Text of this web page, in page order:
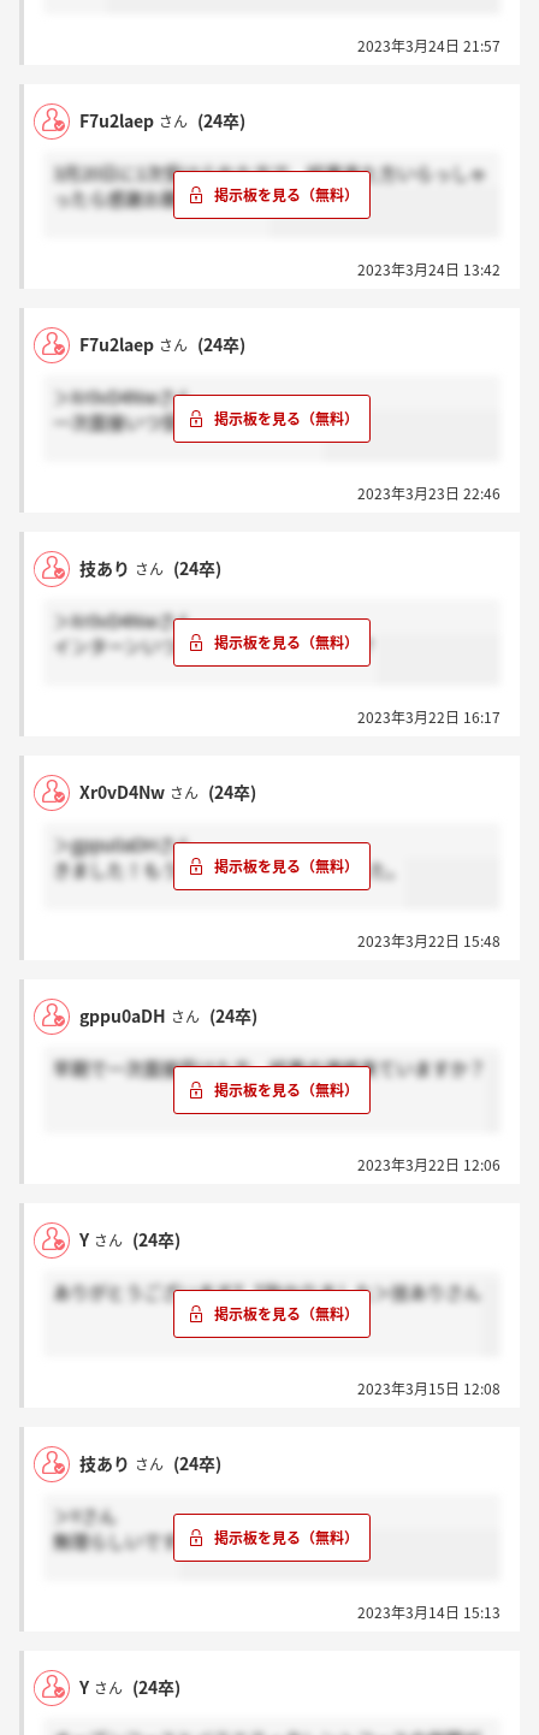
2023年3月24日 21:57
F7u2laep さん (24卒)
3月20日に1次受けられた方で、結果来た方いらっしゃ
ったら感謝お願いします！
2023年3月24日 13:42
F7u2laep さん (24卒)
＞Xr0vD4Nwさん
一次面接いつ受けられましたか？
2023年3月23日 22:46
技あり さん (24卒)
＞Xr0vD4Nwさん
インターンいつから参加していますか？
2023年3月22日 16:17
Xr0vD4Nw さん (24卒)
＞gppu0aDHさん
きました！もう2次面接の予約もしました。
2023年3月22日 15:48
gppu0aDH さん (24卒)
早期で一次面接受けた方、結果の連絡来ていますか？
2023年3月22日 12:06
Y さん (24卒)
ありがとうございますT_T助かりました＞技ありさん
2023年3月15日 12:08
技あり さん (24卒)
＞Yさん
無理らしいです
2023年3月14日 15:13
Y さん (24卒)